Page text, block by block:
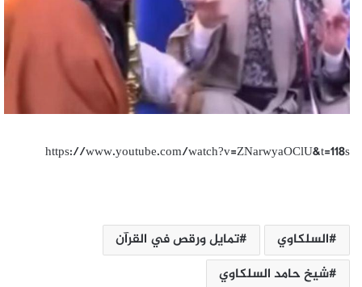
https://www.youtube.com/watch?v=ZNarwyaOClU&t=118s
السلكاوي
تمايل ورقص في القرآن
شيخ حامد السلكاوي